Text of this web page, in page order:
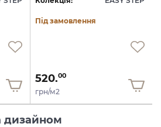
Під замовлення
520.00
грн/м2
дизайном